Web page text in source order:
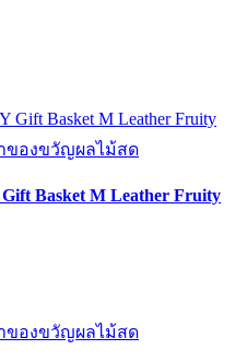
าของขวัญผลไม้สด
Gift Basket M Leather Fruity
าของขวัญผลไม้สด